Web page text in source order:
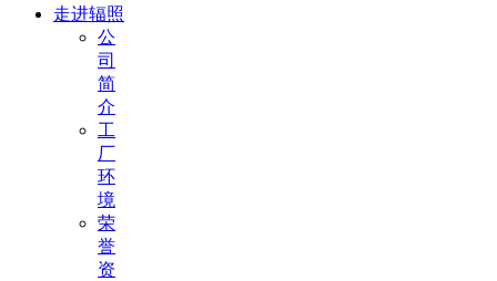
走进辐照
公
司
简
介
工
厂
环
境
荣
誉
资